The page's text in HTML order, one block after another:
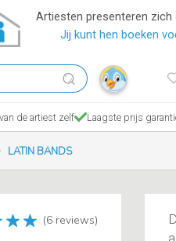
Artiesten presenteren
Jij kunt hen boeken
de artiest zelf Laagste prijs
LATIN BANDS
(6 reviews)